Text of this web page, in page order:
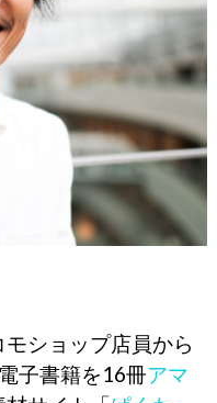
ショップ店員から
子書籍を16冊アマ